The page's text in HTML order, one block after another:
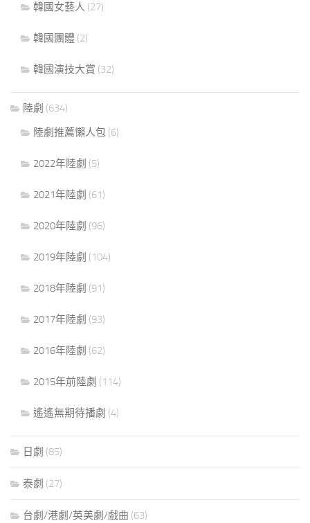
韓國女藝人 (27)
韓國團體 (2)
韓國演技大賞 (32)
陸劇 (634)
陸劇推薦懶人包 (6)
2022年陸劇 (5)
2021年陸劇 (61)
2020年陸劇 (96)
2019年陸劇 (104)
2018年陸劇 (91)
2017年陸劇 (93)
2016年陸劇 (62)
2015年前陸劇 (114)
遙遙無期待播劇 (4)
日劇 (85)
泰劇 (27)
台劇/港劇/英美劇/戲曲 (63)